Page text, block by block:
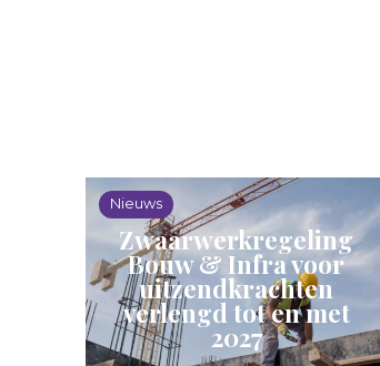
Nieuws
Zwaarwerkregeling
Bouw & Infra voor
uitzendkrachten
verlengd tot en met
2027